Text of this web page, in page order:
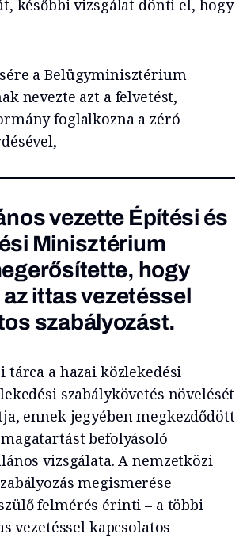
későbbi vizsgálat dönti el, hogy
a Belügyminisztérium
nevezte azt a felvetést,
foglalkozna a zéró
vezette Építési és
Minisztérium
hogy
ittas vezetéssel
szabályozást.
tárca a hazai közlekedési
szabálykövetés növelését
ennek jegyében megkezdődött
befolyásoló
vizsgálata. A nemzetközi
megismerése
felmérés érinti – a többi
vezetéssel kapcsolatos